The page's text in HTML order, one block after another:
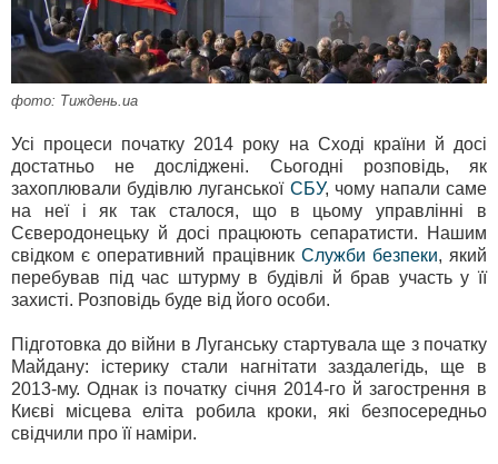
фото: Тиждень.ua
Усі процеси початку 2014 року на Сході країни й досі
достатньо не досліджені. Сьогодні розповідь, як
захоплювали будівлю луганської СБУ, чому напали саме
на неї і як так сталося, що в цьому управлінні в
Сєверодонецьку й досі працюють сепаратисти. Нашим
свідком є оперативний працівник Служби безпеки, який
перебував під час штурму в будівлі й брав участь у її
захисті. Розповідь буде від його особи.
Підготовка до війни в Луганську стартувала ще з початку
Майдану: істерику стали нагнітати заздалегідь, ще в
2013-му. Однак із початку січня 2014-го й загострення в
Києві місцева еліта робила кроки, які безпосередньо
свідчили про її наміри.